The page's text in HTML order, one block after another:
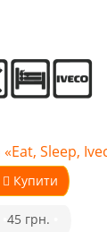
Sleep,
Купити
45 грн.